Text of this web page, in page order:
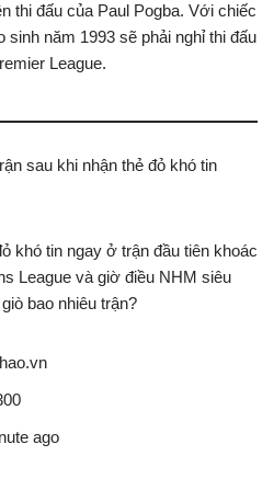
thi đấu của Paul Pogba. Với chiếc
sinh năm 1993 sẽ phải nghỉ thi đấu
League.
sau khi nhận thẻ đỏ khó tin
khó tin ngay ở trận đầu tiên khoác
League và giờ điều NHM siêu
bao nhiêu trận?
ago